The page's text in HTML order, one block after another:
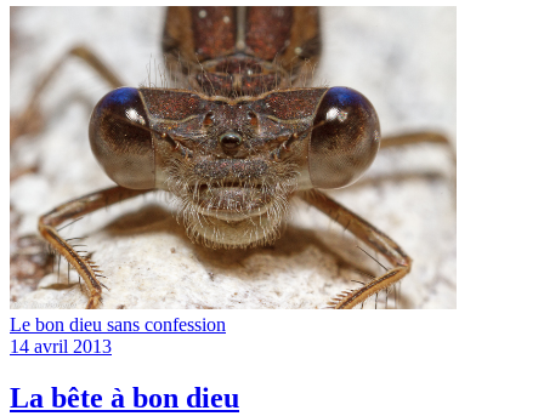
Le bon dieu sans confession
14 avril 2013
La bête à bon dieu